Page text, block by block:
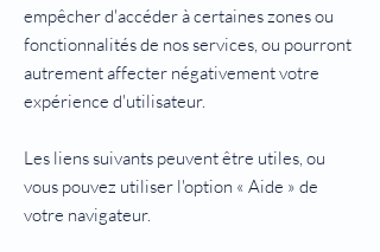
empêcher d'accéder à certaines zones ou
fonctionnalités de nos services, ou pourront
autrement affecter négativement votre
expérience d'utilisateur.
Les liens suivants peuvent être utiles, ou
vous pouvez utiliser l'option « Aide » de
votre navigateur.